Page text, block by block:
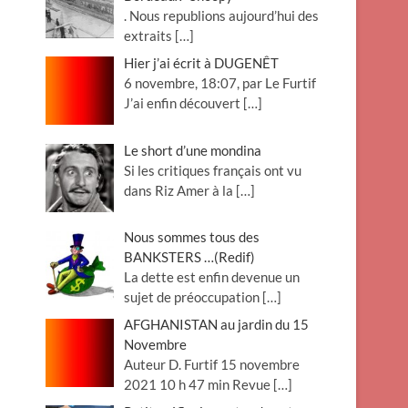
. Nous republions aujourd’hui des
extraits […]
Hier j’ai écrit à DUGENÊT
6 novembre, 18:07, par Le Furtif
J’ai enfin découvert […]
Le short d’une mondina
Si les critiques français ont vu
dans Riz Amer à la […]
Nous sommes tous des
BANKSTERS …(Redif)
La dette est enfin devenue un
sujet de préoccupation […]
AFGHANISTAN au jardin du 15
Novembre
Auteur D. Furtif 15 novembre
2021 10 h 47 min Revue […]